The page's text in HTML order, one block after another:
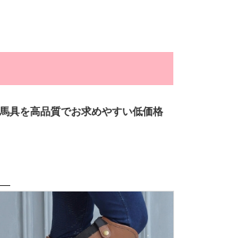
具を高品質でお求めやすい低価格